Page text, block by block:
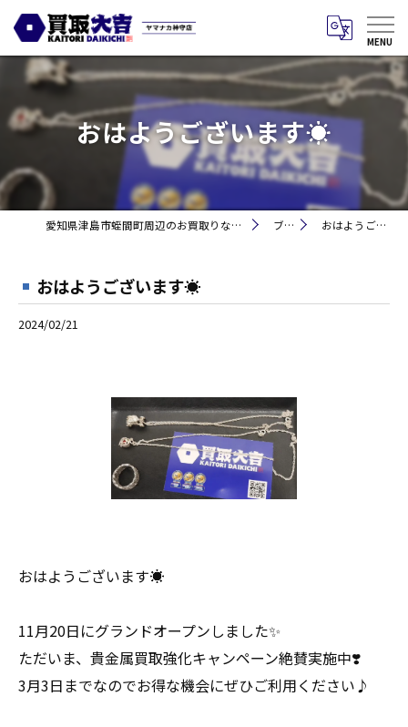
おはようございます☀
愛知県津島市蛭間町周辺のお買取りなら買取大吉 ヤマナカ神守店 ブログ おはようございます☀
おはようございます☀
2024/02/21
おはようございます☀
11月20日にグランドオープンしました✨
ただいま、貴金属買取強化キャンペーン絶賛実施中❣️
3月3日までなのでお得な機会にぜひご利用ください♪